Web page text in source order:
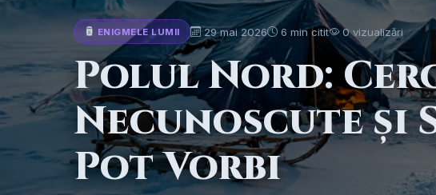
ENIGMELE LUMII 29 mai 2026 6 min citit 0 vizualizări
Polul Nord:
Necunoscute și
Pot Vorbi